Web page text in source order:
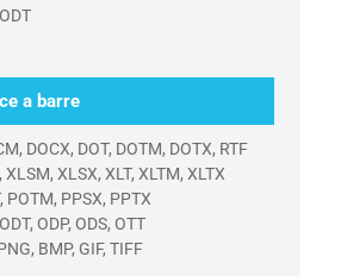
a barre
DOCX, DOT, DOTM, DOTX, RTF
XLSM, XLSX, XLT, XLTM, XLTX
POTM, PPSX, PPTX
ODP, ODS, OTT
BMP, GIF, TIFF